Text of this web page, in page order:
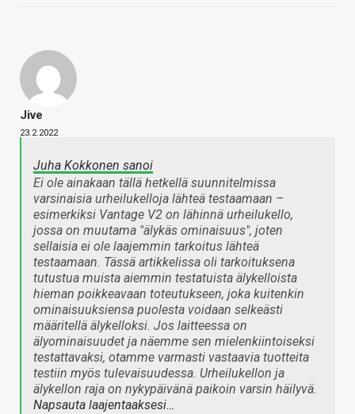
Jive
23.2.2022
Juha Kokkonen sanoi
Ei ole ainakaan tällä hetkellä suunnitelmissa
varsinaisia urheilukelloja lähteä testaamaan –
esimerkiksi Vantage V2 on lähinnä urheilukello,
jossa on muutama "älykäs ominaisuus", joten
sellaisia ei ole laajemmin tarkoitus lähteä
testaamaan. Tässä artikkelissa oli tarkoituksena
tutustua muista aiemmin testatuista älykelloista
hieman poikkeavaan toteutukseen, joka kuitenkin
ominaisuuksiensa puolesta voidaan selkeästi
määritellä älykelloksi. Jos laitteessa on
älyominaisuudet ja näemme sen mielenkiintoiseksi
testattavaksi, otamme varmasti vastaavia tuotteita
testiin myös tulevaisuudessa. Urheilukellon ja
älykellon raja on nykypäivänä paikoin varsin häilyvä.
Napsauta laajentaaksesi…